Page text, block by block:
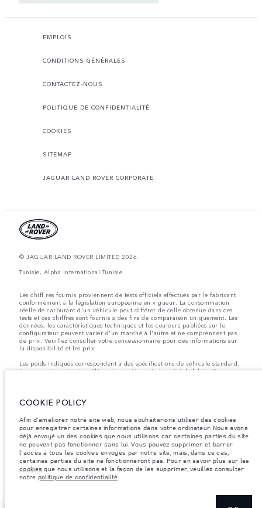
EMPLOIS
CONDITIONS GÉNÉRALES
CONTACTEZ-NOUS
POLITIQUE DE CONFIDENTIALITÉ
COOKIES
SITEMAP
JAGUAR LAND ROVER CORPORATE
© JAGUAR LAND ROVER LIMITED 2026.
Tunisie, Alpha International Tunisie
Les chiff res fournis proviennent de tests officiels effectués par le fabricant
conformément å la législation européenne en vigueur. La consommation
réelle de carburant d'un véhicule peut différer de celle obtenue dans ces
tests et ces chiffres sont fournis å des fins de comparaison uniquement. Les
données, les caractéristiques techniques et les couleurs publiées sur le
configurateur peuvent varier d'un marché à l'autre et ne comprennent pas
de prix. Veuillez consulter votre concessionnaire pour des informations sur
la disponibilité et les prix.
Les poids indiqués correspondent à des spécifications de véhicule standard.
Les accessoires et autres éléments montés après le point de fabrication
et des carburants.
Remarque importante sur les images et les spécifications.
La pénurie
mondiale de semi-conducteurs affecte actuellement les spécifications de
construction des véhicules, la disponibilité des options et les délais de
construction. Cette situation s’avère très fluctuante, et par conséquent, les
images utilisées actuellement sur le site Web peuvent ne pas refléter
entièrement les spécifications actuelles en ce qui concerne les
caractéristiques, les options, les finitions et les combinaisons de couleurs.
Veuillez consulter votre concessionnaire pour avoir confirmation des
restrictions actuelles et faire un choix éclairé
COOKIE POLICY
Afin d'améliorer notre site web, nous souhaiterions utiliser des cookies
pour enregistrer certaines informations dans votre ordinateur. Nous avons
déjà envoyé un des cookies que nous utilisons car certaines parties du site
ne peuvent pas fonctionner sans lui. Vous pouvez supprimer et barrer
l'accès à tous les cookies envoyés par notre site, mais, dans ce cas,
certaines parties du site ne fonctionneront pas. Pour en savoir plus sur les
cookies que nous utilisons et la façon de les supprimer, veuillez consulter
notre politique de confidentialité.